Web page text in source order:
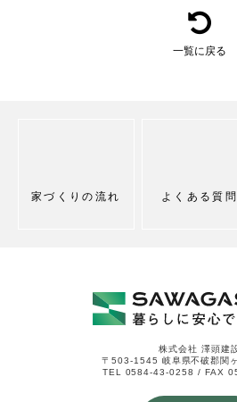
一覧に戻る
家づくりの流れ よくある質問
株式会社 澤頭建
〒503-1545 岐阜県不破郡関
TEL 0584-43-0258 / FAX